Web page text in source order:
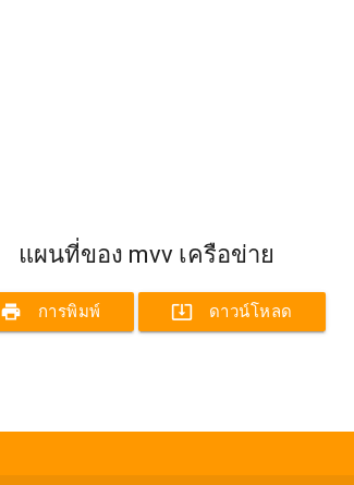
แผนที่ของ mvv เครือข่าย
print การพิมพ์ system_update_alt ดาวน์โหลด